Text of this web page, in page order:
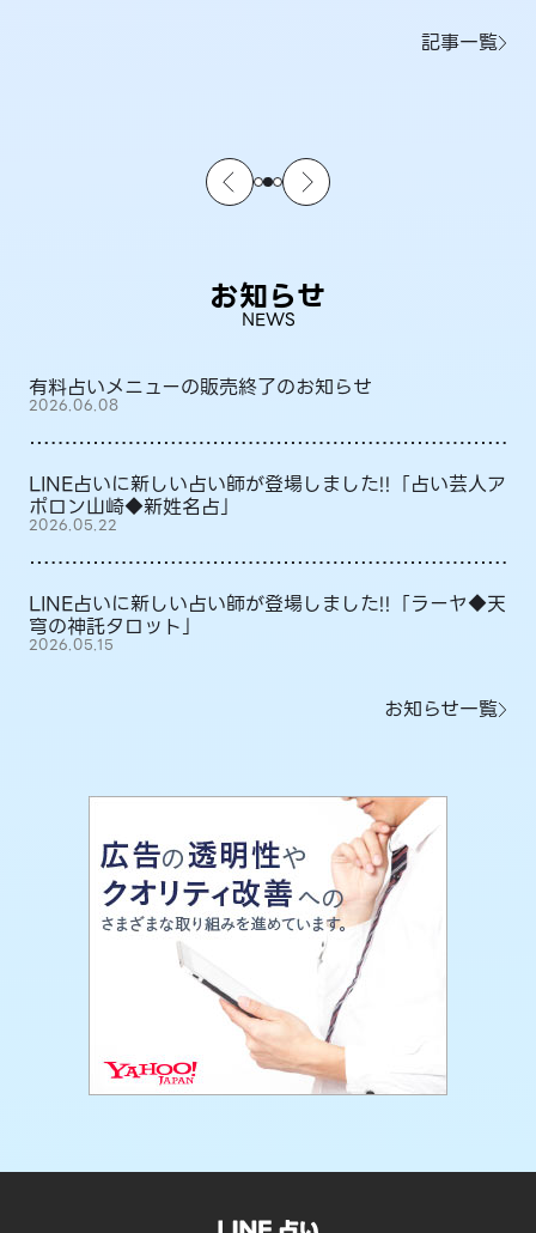
記事一覧
お知らせ
NEWS
有料占いメニューの販売終了のお知らせ
2026.06.08
LINE占いに新しい占い師が登場しました!!「占い芸人ア
ポロン山崎◆新姓名占」
2026.05.22
LINE占いに新しい占い師が登場しました!!「ラーヤ◆天
穹の神託タロット」
2026.05.15
お知らせ一覧